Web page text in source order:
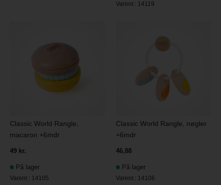
Varenr.: 14119
Classic World Rangle,
macaron +6mdr
49 kr.
På lager
Varenr.: 14105
Classic World Rangle, nøgler
+6mdr
46,88
På lager
Varenr.: 14106